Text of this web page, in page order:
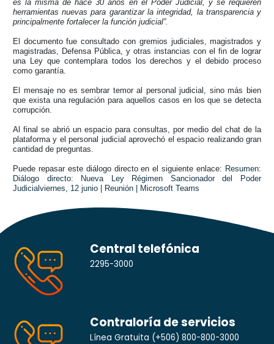
es la misma de hace 30 años en el Poder Judicial, y se requieren
herramientas nuevas para garantizar la integridad, la transparencia y
principalmente fortalecer la función judicial”.
El documento fue consultado con gremios judiciales, magistrados y
magistradas, Defensa Pública, y otras instancias con el fin de lograr
una Ley que contemplara todos los derechos y el debido proceso
como garantía.
El mensaje no es sembrar temor al personal judicial, sino más bien
que exista una regulación para aquellos casos en los que se detecta
corrupción.
Al final se abrió un espacio para consultas, por medio del chat de la
plataforma y el personal judicial aprovechó el espacio realizando gran
cantidad de preguntas.
Puede repasar este diálogo directo en el siguiente enlace: Resumen:
Diálogo directo: Nueva Ley Régimen Sancionador del Poder
Judicialviernes, 12 junio | Reunión | Microsoft Teams
Central telefónica
2295-3000
Contraloría de servicios
Línea Gratuita (+506) 800-800-3000